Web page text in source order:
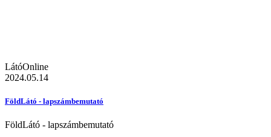
LátóOnline
2024.05.14
FöldLátó - lapszámbemutató
FöldLátó - lapszámbemutató